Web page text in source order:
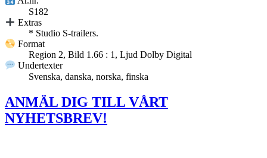
S182
Extras
* Studio S-trailers.
Format
Region 2, Bild 1.66 : 1, Ljud Dolby Digital
Undertexter
Svenska, danska, norska, finska
ANMÄL DIG TILL VÅRT
NYHETSBREV!